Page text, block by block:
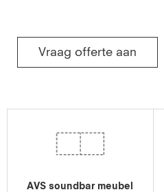
Vraag offerte aan
AVS soundbar meubel